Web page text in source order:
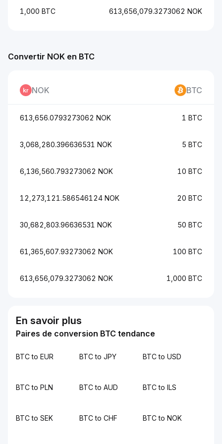
1,000 BTC 613,656,079.3273062 NOK
Convertir NOK en BTC
NOK BTC
613,656.0793273062 NOK 1 BTC
3,068,280.396636531 NOK 5 BTC
6,136,560.793273062 NOK 10 BTC
12,273,121.586546124 NOK 20 BTC
30,682,803.96636531 NOK 50 BTC
61,365,607.93273062 NOK 100 BTC
613,656,079.3273062 NOK 1,000 BTC
En savoir plus
Paires de conversion BTC tendance
BTC to EUR BTC to JPY BTC to USD
BTC to PLN BTC to AUD BTC to ILS
BTC to SEK BTC to CHF BTC to NOK